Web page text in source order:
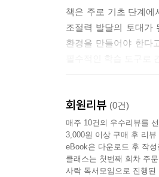
5. 하기 싫고 어려운 과
6. 아이의 발달과업을
7. 아이 공부가 부모 공
9. 또래관계에서 자주
제2부 자기 조절력과
제1장 엄마와 떨어지지
1. 아이가 엄마에게 같
책은 주로 기초 단계
조절력 발달의 토대가
환경을 만들어야 한다
훈육 시 감정 조절의
학업 성취도, 정서 안
보지 않고, 아이가 자
결국, 이 책은 자기 조
회원리뷰 (0건)
매주 10건의 우수리뷰를
3,000원 이상 구매 후 리뷰
eBook은 다운로드 후 작
클래스는 첫번째 회차 주
사락 독서모임으로 진행